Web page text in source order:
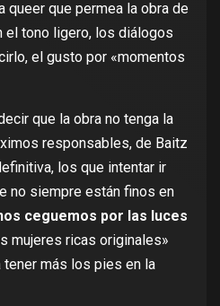
queer que permea la obra de
el tono ligero, los diálogos
el gusto por «momentos
que la obra no tenga la
responsables, de Baitz
los que intentar ir
no siempre están finos en
ceguemos por las luces
mujeres ricas originales»
tener más los pies en la